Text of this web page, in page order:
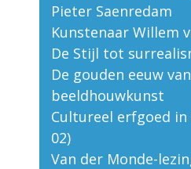
Pieter Saenredam
Kunstenaar Willem
De Stijl tot
De gouden eeuw
beeldhouwkunst
Cultureel erfgoed in
02)
Van der Monde-